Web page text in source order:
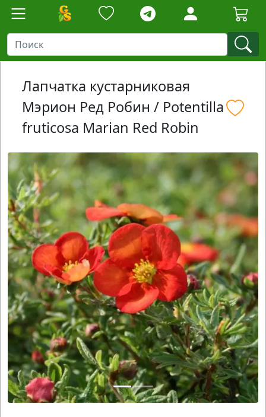
Лапчатка кустарниковая
Мэрион Ред Робин / Potentilla
fruticosa Marian Red Robin